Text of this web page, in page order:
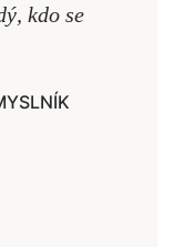
kdo se